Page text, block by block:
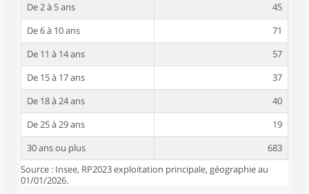
De 2 à 5 ans
45
De 6 à 10 ans
71
De 11 à 14 ans
57
De 15 à 17 ans
37
De 18 à 24 ans
40
De 25 à 29 ans
19
30 ans ou plus
683
Source : Insee, RP2023 exploitation principale, géographie au
01/01/2026.